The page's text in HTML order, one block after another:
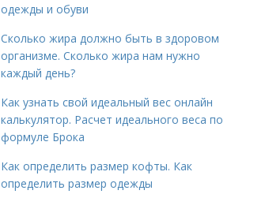
одежды и обуви
Сколько жира должно быть в здоровом
организме. Сколько жира нам нужно
каждый день?
Как узнать свой идеальный вес онлайн
калькулятор. Расчет идеального веса по
формуле Брока
Как определить размер кофты. Как
определить размер одежды